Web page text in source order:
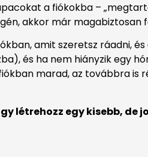
a fiókokba –
akkor már
amit szeretsz ráadni,
és ha nem hiányzik egy
marad, az továbbra is
létrehozz egy kisebb,